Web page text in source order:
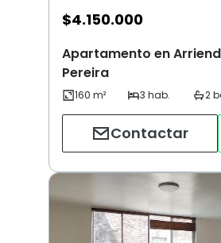
$4.150.000
Apartamento en
Pereira
Contactar